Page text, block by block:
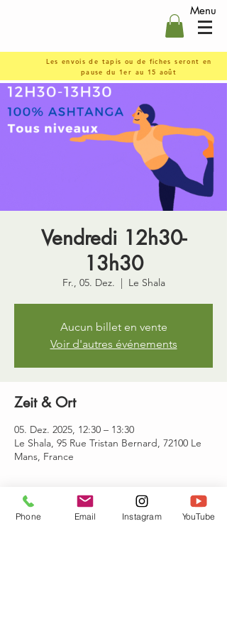
Menu
Les envois de tapis ou de fiches seront en
pause du 1er au 15 août
Vendredi 12h30-
13h30
Fr., 05. Dez.
  |
Le Shala
Aucun billet en vente
Voir d'autres événements
Zeit & Ort
05. Dez. 2025, 12:30 – 13:30
Le Shala, 95 Rue Tristan Bernard, 72100 Le
Mans, France
Gäste
Phone Email Instagram YouTube